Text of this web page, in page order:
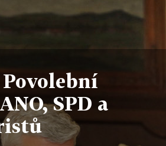
SPD a